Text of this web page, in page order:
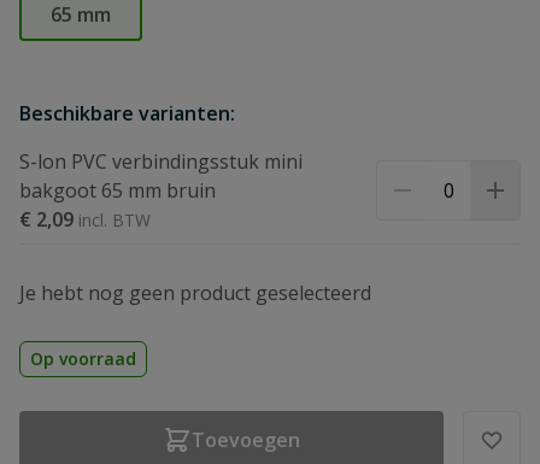
65 mm
Beschikbare varianten:
S-lon PVC verbindingsstuk mini
bakgoot 65 mm bruin
€ 2,09
Je hebt nog geen product geselecteerd
Op voorraad
Toevoegen